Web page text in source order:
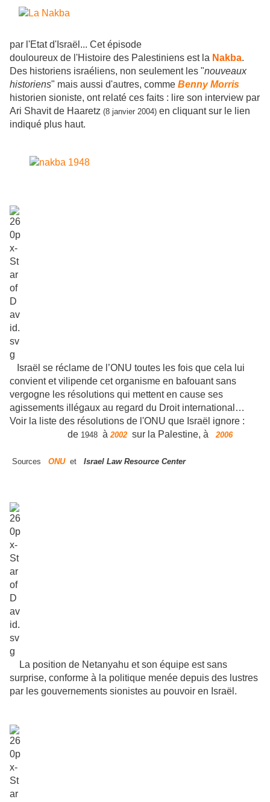
par l'Etat d'Israël... Cet épisode
douloureux de l'Histoire des Palestiniens est la Nakba.
Des historiens israéliens, non seulement les "nouveaux
historiens" mais aussi d'autres, comme Benny Morris
historien sioniste, ont relaté ces faits : lire son interview par
Ari Shavit de Haaretz (8 janvier 2004) en cliquant sur le lien
indiqué plus haut.
Israël se réclame de l’ONU toutes les fois que cela lui
convient et vilipende cet organisme en bafouant sans
vergogne les résolutions qui mettent en cause ses
agissements illégaux au regard du Droit international…
Voir la liste des résolutions de l'ONU que Israël ignore :
de 1948 à 2002 sur la Palestine, à 2006
Sources ONUet Israel Law Resource Center
La position de Netanyahu et son équipe est sans
surprise, conforme à la politique menée depuis des lustres
par les gouvernements sionistes au pouvoir en Israël.